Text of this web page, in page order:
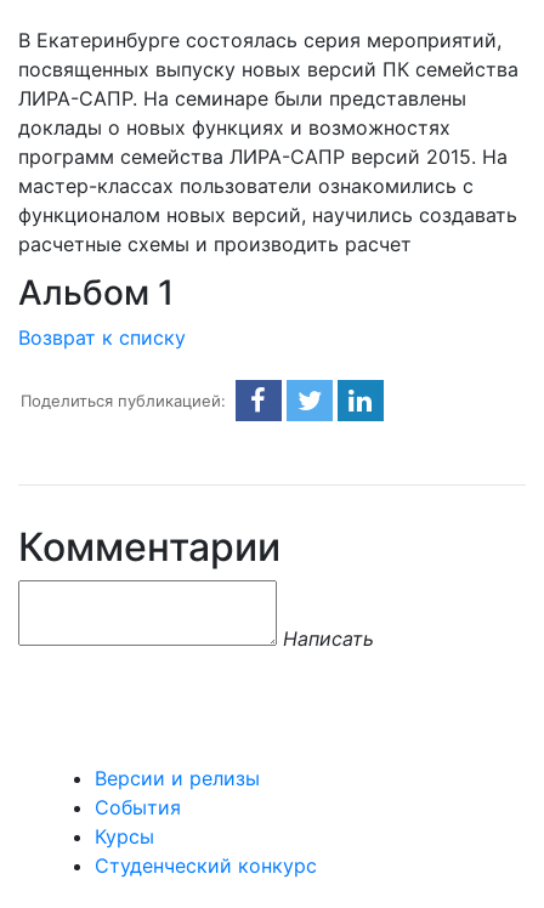
В Екатеринбурге состоялась серия мероприятий,
посвященных выпуску новых версий ПК семейства
ЛИРА-САПР. На семинаре были представлены
доклады о новых функциях и возможностях
программ семейства ЛИРА-САПР версий 2015. На
мастер-классах пользователи ознакомились с
функционалом новых версий, научились создавать
расчетные схемы и производить расчет
Альбом 1
Возврат к списку
Поделиться публикацией:
Комментарии
Написать
Версии и релизы
События
Курсы
Студенческий конкурс